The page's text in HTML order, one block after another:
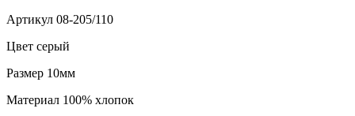
Артикул 08-205/110
Цвет серый
Размер 10мм
Материал 100% хлопок